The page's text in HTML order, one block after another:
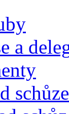
a
schůze